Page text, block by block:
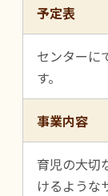
予定表
センターに
す。
事業内容
育児の大切
けるような